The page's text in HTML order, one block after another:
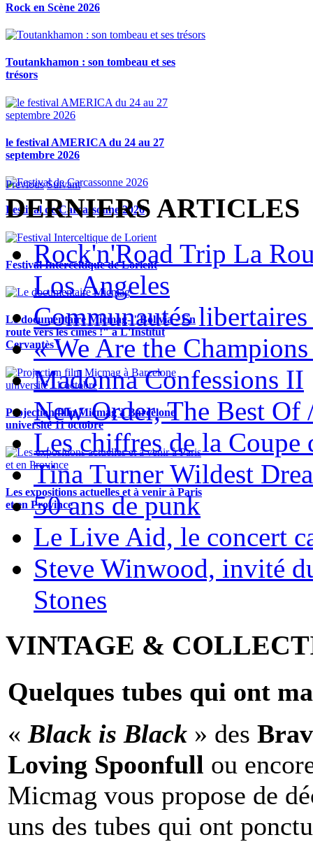
Rock en Scène 2026
Toutankhamon : son tombeau et ses
trésors
le festival AMERICA du 24 au 27
septembre 2026
Festival de Carcassonne 2026
Festival Interceltique de Lorient
Le documentaire Micmag- "Bolivia - En
route vers les cimes !" à L'Institut
Cervantès !
Projection film Micmag à Barcelone
université 11 octobre
Les expositions actuelles et à venir à Paris
et en Province
Previous Suivant
DERNIERS ARTICLES
Rock'n'Road Trip La
Los Angeles
Communautés libertaires
« We Are the
Madonna Confessions II
New Order, The Best Of
Les chiffres de la Coupe
Tina Turner Wildest
50 ans de punk
Le Live Aid, le concert
Steve Winwood, invité
Stones
VINTAGE &
Quelques tubes qui ont
« Black is Black » des
Loving Spoonfull ou
Micmag vous propose de
uns des tubes qui ont